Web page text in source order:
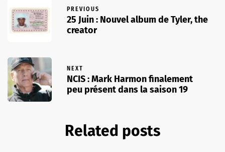
PREVIOUS
25 Juin : Nouvel album de Tyler, the
creator
NEXT
NCIS : Mark Harmon finalement
peu présent dans la saison 19
Related posts